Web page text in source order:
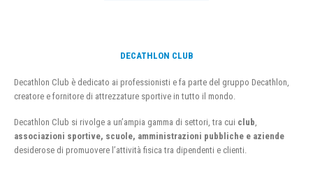
DECATHLON CLUB
Decathlon Club è dedicato ai professionisti e fa parte del gruppo Decathlon,
creatore e fornitore di attrezzature sportive in tutto il mondo.
Decathlon Club si rivolge a un’ampia gamma di settori, tra cui club
associazioni sportive, scuole, amministrazioni pubbliche e aziende
desiderose di promuovere l’attività fisica tra dipendenti e clienti.